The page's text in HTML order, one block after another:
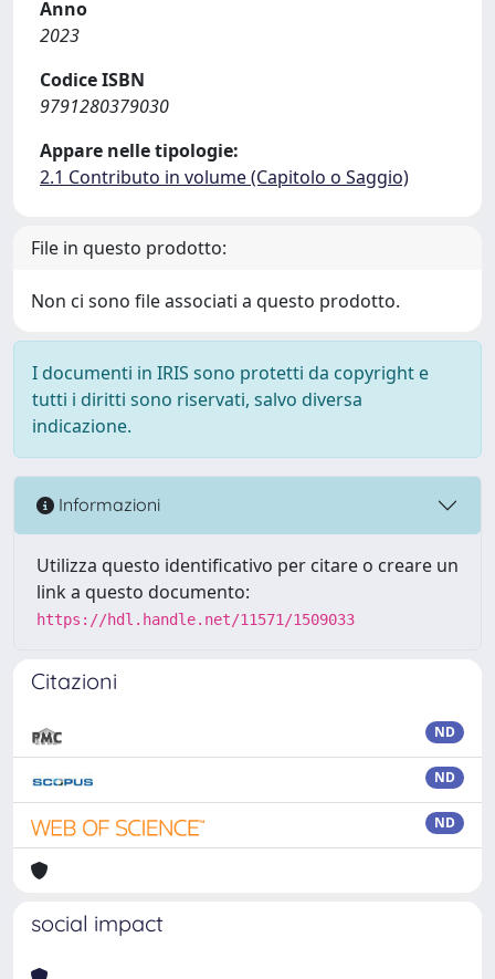
Anno
2023
Codice ISBN
9791280379030
Appare nelle tipologie:
2.1 Contributo in volume (Capitolo o Saggio)
File in questo prodotto:
Non ci sono file associati a questo prodotto.
I documenti in IRIS sono protetti da copyright e
tutti i diritti sono riservati, salvo diversa
indicazione.
Informazioni
Utilizza questo identificativo per citare o creare un
link a questo documento:
https://hdl.handle.net/11571/1509033
Citazioni
ND
ND
ND
social impact